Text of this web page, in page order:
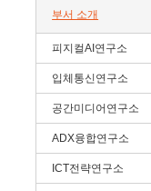
부서 소개
피지컬AI연구소
입체통신연구소
공간미디어연구소
ADX융합연구소
ICT전략연구소